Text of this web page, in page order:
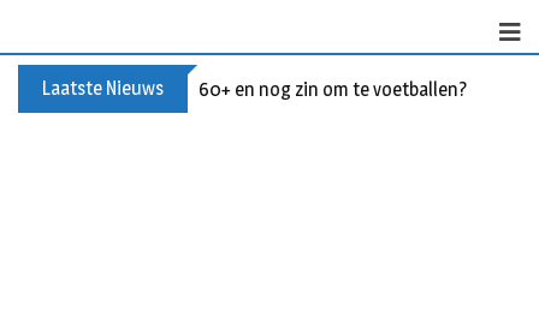
Laatste Nieuws 60+ en nog zin om te voetballen? Kom